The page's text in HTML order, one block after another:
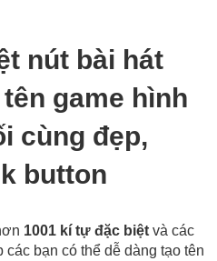
nút bài hát
game hình
cùng đẹp,
button
1001 kí tự đặc biệt và các
các bạn có thể dễ dàng tạo tên